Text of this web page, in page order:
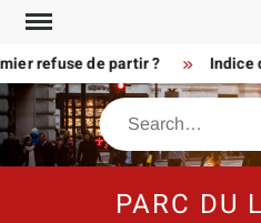
Skip
contentrefuse de partir ? Indice
Search
PARC DU